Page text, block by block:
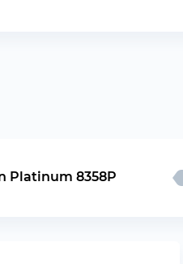
Platinum 8358P